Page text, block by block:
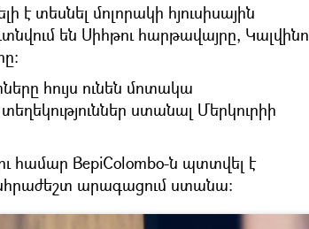
է տեսնել մոլորակի հյուսիսային
են Սիհթու հարթավայրը, Կալվինո
հույս ունեն մոտակա
ստանալ Մերկուրիի
համար BepiColombo-ն պտտվել է
արագացում ստանա։